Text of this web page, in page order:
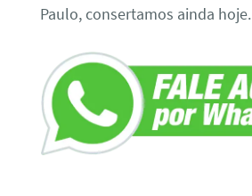
Paulo, consertamos ainda hoje.